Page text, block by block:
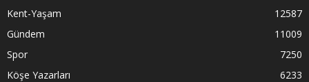
Kent-Yaşam
12587
Gündem
11009
Spor
7250
Köşe Yazarları
6233